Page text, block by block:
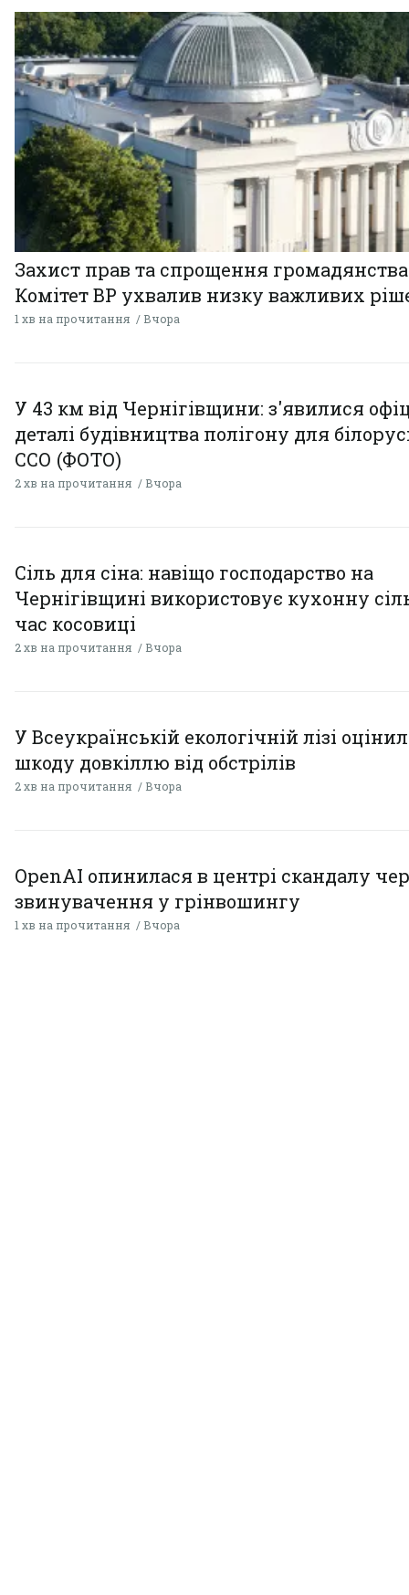
Захист прав та спрощення
Комітет ВР ухвалив низку важливих
1 хв на прочитання Вчора
У 43 км від Чернігівщини: з'явилися
деталі будівництва полігону для
ССО (ФОТО)
2 хв на прочитання Вчора
Сіль для сіна: навіщо господарство на
Чернігівщині використовує кухонну
час косовиці
2 хв на прочитання Вчора
У Всеукраїнській екологічній лізі
шкоду довкіллю від обстрілів
2 хв на прочитання Вчора
OpenAI опинилася в центрі скандалу
звинувачення у грінвошингу
1 хв на прочитання Вчора